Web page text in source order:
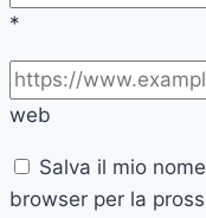
*
web
Salva il mio
browser per la